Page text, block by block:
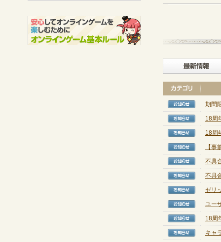
【お
期間
【お
18周
【お
18周
【お
【
【お
不具
【お
不具
【お
ゼリ
【お
ユー
【お
18周
【お
キャ